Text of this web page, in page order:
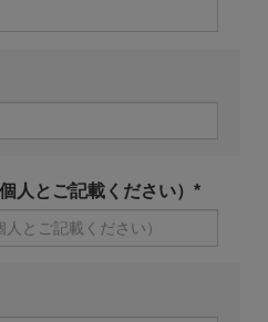
人とご記載ください）*